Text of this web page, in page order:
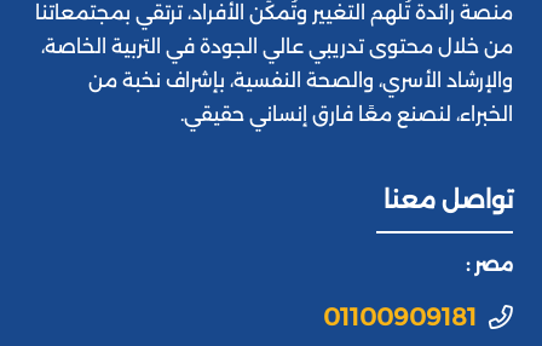
منصة رائدة تُلهم التغيير وتُمكِّن الأفراد، ترتقي بمجتمعاتنا
من خلال محتوى تدريبي عالي الجودة في التربية الخاصة،
والإرشاد الأسري، والصحة النفسية، بإشراف نخبة من
الخبراء، لنصنع معًا فارق إنساني حقيقي.
تواصل معنا
مصر :
01100909181